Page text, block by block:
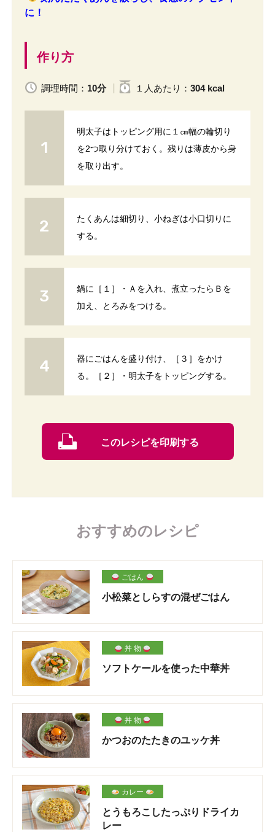
に！
作り方
調理時間： 10分 １人 あたり ： 304 kcal
明太子はトッピング用に１㎝幅の輪切り
を2つ取り分けておく。残りは薄皮から身
を取り出す。
たくあんは細切り、小ねぎは小口切りに
する。
鍋に［１］・Ａを入れ、煮立ったらＢを
加え、とろみをつける。
器にごはんを盛り付け、［３］をかけ
る。［２］・明太子をトッピングする。
このレシピを印刷する
おすすめのレシピ
ごはん
小松菜としらすの混ぜごはん
丼 物
ソフトケールを使った中華丼
丼 物
かつおのたたきのユッケ丼
カレー
とうもろこしたっぷりドライカ
レー